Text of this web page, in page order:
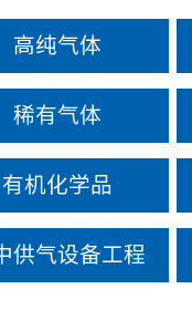
高纯气体
稀有气体
有机化学品
供气设备工程